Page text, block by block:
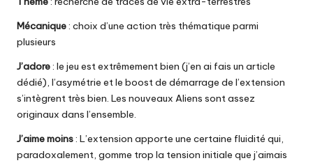
Mécanique: choix d’une action très thématique parmi
plusieurs
J’adore: le jeu est extrêmement bien (j’en ai fais un article
dédié), l’asymétrie et le boost de démarrage de l’extension
s’intègrent très bien. Les nouveaux Aliens sont assez
originaux dans l’ensemble.
J’aime moins: L’extension apporte une certaine fluidité qui,
paradoxalement, gomme trop la tension initiale que j’aimais